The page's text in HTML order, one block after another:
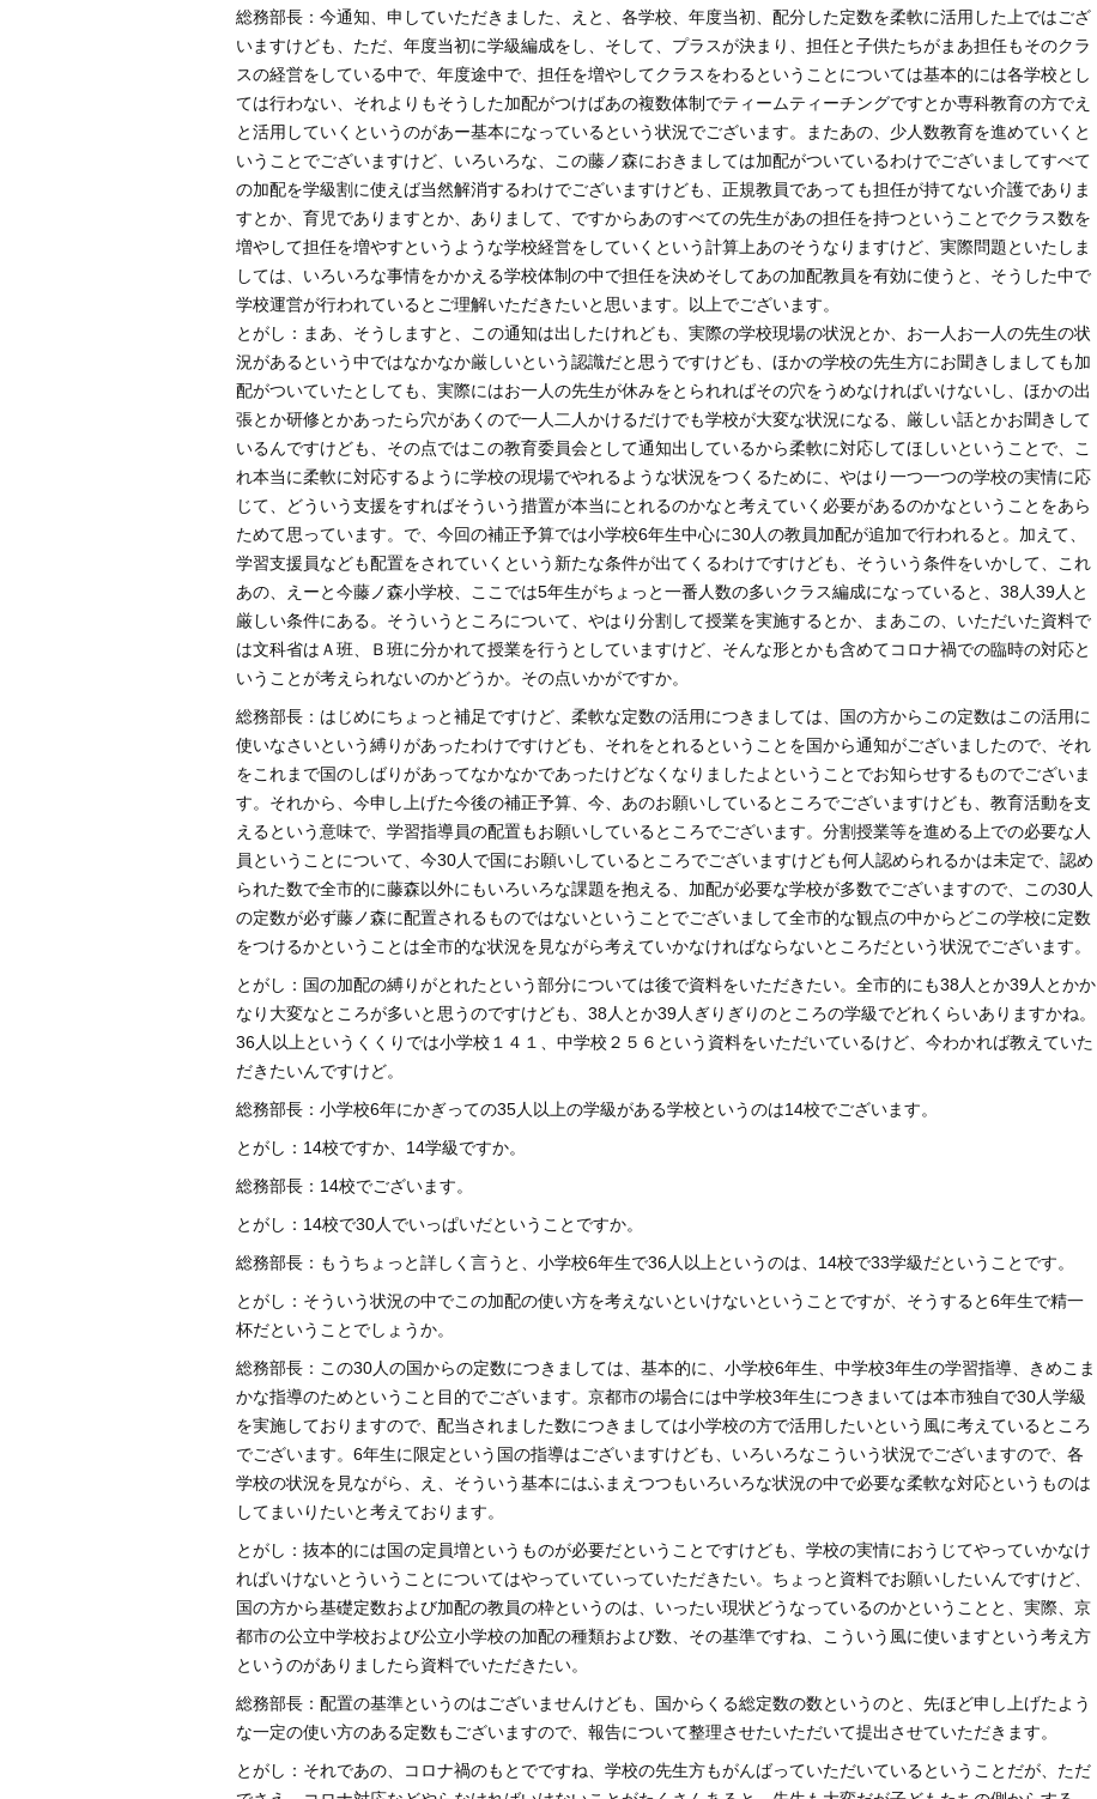
総務部長：今通知、申していただきました、えと、各学校、年度当初、配分した定数を柔軟に活用した上ではござ
いますけども、ただ、年度当初に学級編成をし、そして、プラスが決まり、担任と子供たちがまあ担任もそのクラ
スの経営をしている中で、年度途中で、担任を増やしてクラスをわるということについては基本的には各学校とし
ては行わない、それよりもそうした加配がつけばあの複数体制でティームティーチングですとか専科教育の方でえ
と活用していくというのがあー基本になっているという状況でございます。またあの、少人数教育を進めていくと
いうことでございますけど、いろいろな、この藤ノ森におきましては加配がついているわけでございましてすべて
の加配を学級割に使えば当然解消するわけでございますけども、正規教員であっても担任が持てない介護でありま
すとか、育児でありますとか、ありまして、ですからあのすべての先生があの担任を持つということでクラス数を
増やして担任を増やすというような学校経営をしていくという計算上あのそうなりますけど、実際問題といたしま
しては、いろいろな事情をかかえる学校体制の中で担任を決めそしてあの加配教員を有効に使うと、そうした中で
学校運営が行われているとご理解いただきたいと思います。以上でございます。
とがし：まあ、そうしますと、この通知は出したけれども、実際の学校現場の状況とか、お一人お一人の先生の状
況があるという中ではなかなか厳しいという認識だと思うですけども、ほかの学校の先生方にお聞きしましても加
配がついていたとしても、実際にはお一人の先生が休みをとられればその穴をうめなければいけないし、ほかの出
張とか研修とかあったら穴があくので一人二人かけるだけでも学校が大変な状況になる、厳しい話とかお聞きして
いるんですけども、その点ではこの教育委員会として通知出しているから柔軟に対応してほしいということで、こ
れ本当に柔軟に対応するように学校の現場でやれるような状況をつくるために、やはり一つ一つの学校の実情に応
じて、どういう支援をすればそういう措置が本当にとれるのかなと考えていく必要があるのかなということをあら
ためて思っています。で、今回の補正予算では小学校6年生中心に30人の教員加配が追加で行われると。加えて、
学習支援員なども配置をされていくという新たな条件が出てくるわけですけども、そういう条件をいかして、これ
あの、えーと今藤ノ森小学校、ここでは5年生がちょっと一番人数の多いクラス編成になっていると、38人39人と
厳しい条件にある。そういうところについて、やはり分割して授業を実施するとか、まあこの、いただいた資料で
は文科省はＡ班、Ｂ班に分かれて授業を行うとしていますけど、そんな形とかも含めてコロナ禍での臨時の対応と
いうことが考えられないのかどうか。その点いかがですか。
総務部長：はじめにちょっと補足ですけど、柔軟な定数の活用につきましては、国の方からこの定数はこの活用に
使いなさいという縛りがあったわけですけども、それをとれるということを国から通知がございましたので、それ
をこれまで国のしばりがあってなかなかであったけどなくなりましたよということでお知らせするものでございま
す。それから、今申し上げた今後の補正予算、今、あのお願いしているところでございますけども、教育活動を支
えるという意味で、学習指導員の配置もお願いしているところでございます。分割授業等を進める上での必要な人
員ということについて、今30人で国にお願いしているところでございますけども何人認められるかは未定で、認め
られた数で全市的に藤森以外にもいろいろな課題を抱える、加配が必要な学校が多数でございますので、この30人
の定数が必ず藤ノ森に配置されるものではないということでございまして全市的な観点の中からどこの学校に定数
をつけるかということは全市的な状況を見ながら考えていかなければならないところだという状況でございます。
とがし：国の加配の縛りがとれたという部分については後で資料をいただきたい。全市的にも38人とか39人とかか
なり大変なところが多いと思うのですけども、38人とか39人ぎりぎりのところの学級でどれくらいありますかね。
36人以上というくくりでは小学校１４１、中学校２５６という資料をいただいているけど、今わかれば教えていた
だきたいんですけど。
総務部長：小学校6年にかぎっての35人以上の学級がある学校というのは14校でございます。
とがし：14校ですか、14学級ですか。
総務部長：14校でございます。
とがし：14校で30人でいっぱいだということですか。
総務部長：もうちょっと詳しく言うと、小学校6年生で36人以上というのは、14校で33学級だということです。
とがし：そういう状況の中でこの加配の使い方を考えないといけないということですが、そうすると6年生で精一
杯だということでしょうか。
総務部長：この30人の国からの定数につきましては、基本的に、小学校6年生、中学校3年生の学習指導、きめこま
かな指導のためということ目的でございます。京都市の場合には中学校3年生につきまいては本市独自で30人学級
を実施しておりますので、配当されました数につきましては小学校の方で活用したいという風に考えているところ
でございます。6年生に限定という国の指導はございますけども、いろいろなこういう状況でございますので、各
学校の状況を見ながら、え、そういう基本にはふまえつつもいろいろな状況の中で必要な柔軟な対応というものは
してまいりたいと考えております。
とがし：抜本的には国の定員増というものが必要だということですけども、学校の実情におうじてやっていかなけ
ればいけないとういうことについてはやっていていっていただきたい。ちょっと資料でお願いしたいんですけど、
国の方から基礎定数および加配の教員の枠というのは、いったい現状どうなっているのかということと、実際、京
都市の公立中学校および公立小学校の加配の種類および数、その基準ですね、こういう風に使いますという考え方
というのがありましたら資料でいただきたい。
総務部長：配置の基準というのはございませんけども、国からくる総定数の数というのと、先ほど申し上げたよう
な一定の使い方のある定数もございますので、報告について整理させたいただいて提出させていただきます。
とがし：それであの、コロナ禍のもとでですね、学校の先生方もがんばっていただいているということだが、ただ